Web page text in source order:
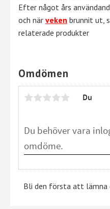
Efter något års
och när veken brunnit ut,
relaterade produkter
Omdömen
Du
Bli den första att lämna